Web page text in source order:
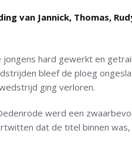
van Jannick, Thomas,
hard gewerkt en
bleef de ploeg
ging verloren.
werd een
dat de titel binnen